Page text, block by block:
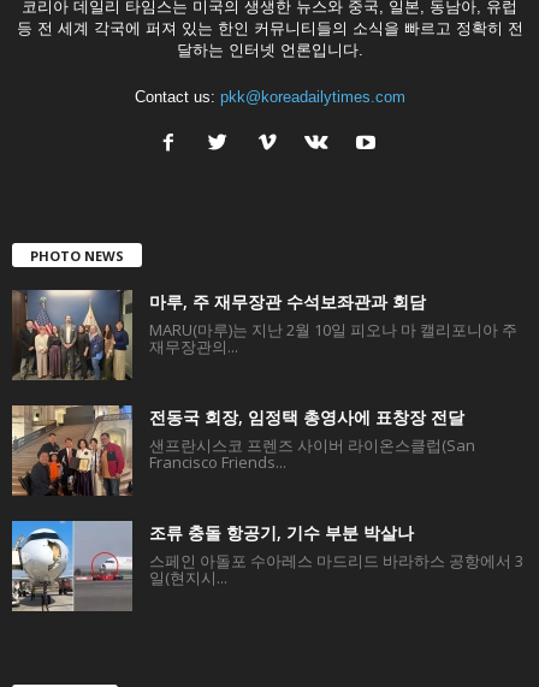
코리아 데일리 타임스는 미국의 생생한 뉴스와 중국, 일본, 동남아, 유럽
등 전 세계 각국에 퍼져 있는 한인 커뮤니티들의 소식을 빠르고 정확히 전
달하는 인터넷 언론입니다.
Contact us: pkk@koreadailytimes.com
PHOTO NEWS
마루, 주 재무장관 수석보좌관과 회담
MARU(마루)는 지난 2월 10일 피오나 마 캘리포니아 주
재무장관의...
전동국 회장, 임정택 총영사에 표창장 전달
샌프란시스코 프렌즈 사이버 라이온스클럽(San
Francisco Friends...
조류 충돌 항공기, 기수 부분 박살나
스페인 아돌포 수아레스 마드리드 바라하스 공항에서 3
일(현지시...